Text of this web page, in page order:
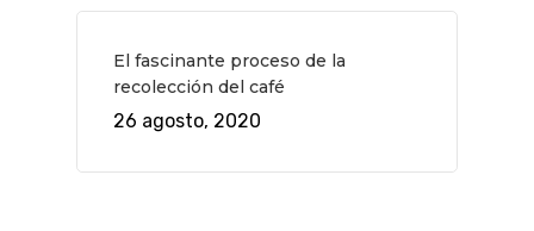
El fascinante proceso de la
recolección del café
26 agosto, 2020